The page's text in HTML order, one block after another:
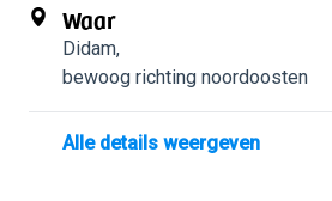
Waar
Didam,
bewoog richting noordoosten
Alle details weergeven